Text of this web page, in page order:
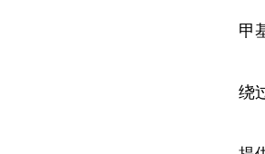
甲
绕